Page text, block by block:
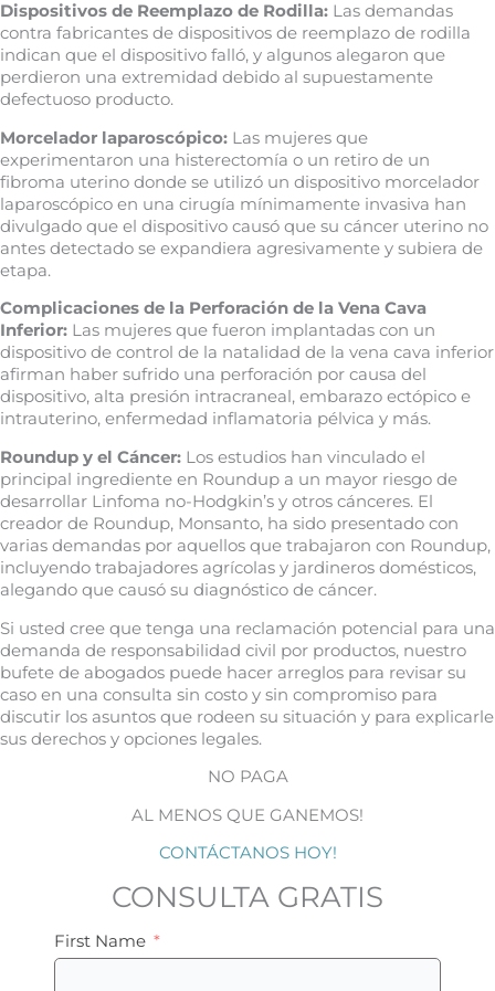
Dispositivos de Reemplazo de Rodilla: Las demandas
contra fabricantes de dispositivos de reemplazo de rodilla
indican que el dispositivo falló, y algunos alegaron que
perdieron una extremidad debido al supuestamente
defectuoso producto.
Morcelador laparoscópico: Las mujeres que
experimentaron una histerectomía o un retiro de un
fibroma uterino donde se utilizó un dispositivo morcelador
laparoscópico en una cirugía mínimamente invasiva han
divulgado que el dispositivo causó que su cáncer uterino no
antes detectado se expandiera agresivamente y subiera de
etapa.
Complicaciones de la Perforación de la Vena Cava
Inferior: Las mujeres que fueron implantadas con un
dispositivo de control de la natalidad de la vena cava inferior
afirman haber sufrido una perforación por causa del
dispositivo, alta presión intracraneal, embarazo ectópico e
intrauterino, enfermedad inflamatoria pélvica y más.
Roundup y el Cáncer: Los estudios han vinculado el
principal ingrediente en Roundup a un mayor riesgo de
desarrollar Linfoma no-Hodgkin’s y otros cánceres. El
creador de Roundup, Monsanto, ha sido presentado con
varias demandas por aquellos que trabajaron con Roundup,
incluyendo trabajadores agrícolas y jardineros domésticos,
alegando que causó su diagnóstico de cáncer.
Si usted cree que tenga una reclamación potencial para una
demanda de responsabilidad civil por productos, nuestro
bufete de abogados puede hacer arreglos para revisar su
caso en una consulta sin costo y sin compromiso para
discutir los asuntos que rodeen su situación y para explicarle
sus derechos y opciones legales.
NO PAGA
AL MENOS QUE GANEMOS!
CONTÁCTANOS HOY!
CONSULTA GRATIS
First Name